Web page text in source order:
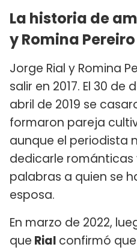
La historia de
y Romina Pereiro
Jorge Rial y Romina
salir en 2017. El 30 de
abril de 2019 se
formaron pareja
aunque el periodista
dedicarle
palabras a quien se
esposa.
En marzo de 2022,
que Rial confirmó